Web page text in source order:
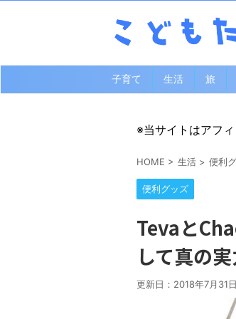
子育て 生活 旅
※当サイトはアフ
HOME > 生活 > 便利
便利グッズ
Tevaと
して真の
更新日： 2018年7月31日